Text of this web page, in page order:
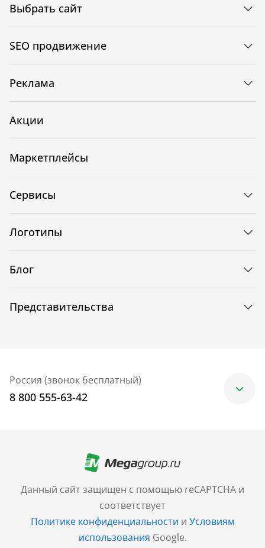
Данный сайт защищен с помощью reCAPTCHA и
соответствует
Политике конфиденциальности и Условиям
использования Google.
Выбрать сайт
SEO продвижение
Реклама
Акции
Маркетплейсы
Сервисы
Логотипы
Блог
Представительства
Россия (звонок бесплатный)
8 800 555-63-42
+7 (499) 705-30-10
Санкт-Петербург
+7 (812) 600-77-33
Барнаул